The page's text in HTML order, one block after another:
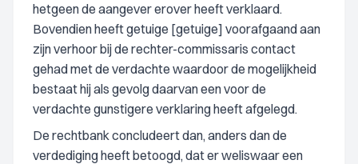
hetgeen de aangever erover heeft verklaard.
Bovendien heeft getuige [getuige] voorafgaand aan
zijn verhoor bij de rechter-commissaris contact
gehad met de verdachte waardoor de mogelijkheid
bestaat hij als gevolg daarvan een voor de
verdachte gunstigere verklaring heeft afgelegd.
De rechtbank concludeert dan, anders dan de
verdediging heeft betoogd, dat er weliswaar een